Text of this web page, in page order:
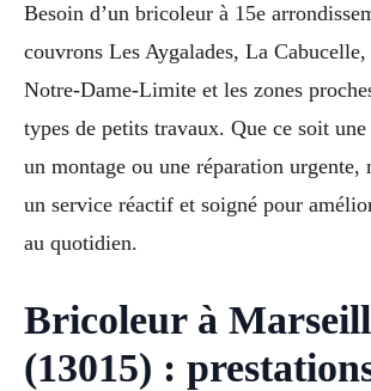
Besoin d’un bricoleur à 15e
couvrons Les Aygalades, La
Notre-Dame-Limite et les zones
types de petits travaux. Que ce soit
un montage ou une réparation urgente,
un service réactif et soigné pour
au quotidien.
Bricoleur à
(13015) :